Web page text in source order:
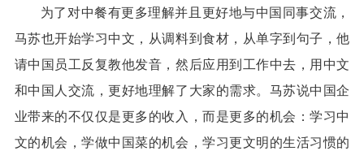
为了对中餐有更多理解并且更好地与中国同事交流，
马苏也开始学习中文，从调料到食材，从单字到句子，他
请中国员工反复教他发音，然后应用到工作中去，用中文
和中国人交流，更好地理解了大家的需求。马苏说中国企
业带来的不仅仅是更多的收入，而是更多的机会：学习中
文的机会，学做中国菜的机会，学习更文明的生活习惯的